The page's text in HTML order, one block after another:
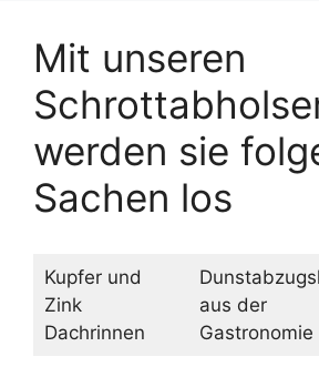
Mit unseren
werden sie
Sachen los
Kupfer und
Zink
Dachrinnen
aus der
Gastronomie